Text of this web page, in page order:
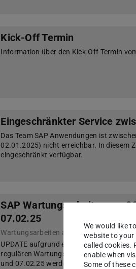
Kick-Off Termin
Information über den Kick-Off Termin
Eingeschränkter Service
Das Team SAP Anwendungen ist
02.01.2025) nicht erreichbar. In diesem
eingeschränkt verfügbar.
SAP Wartungsarbeiten am
07.02.25
Wartungsarbeiten am 06.12.-09.12.24
UPDATE aufgrund eines Zahlendrehers
regulären Wartungsarbeiten an den SAP
und 07.02.25 werden an diesen beiden
We would like
website to your
called cookies.
enable when
Some of these